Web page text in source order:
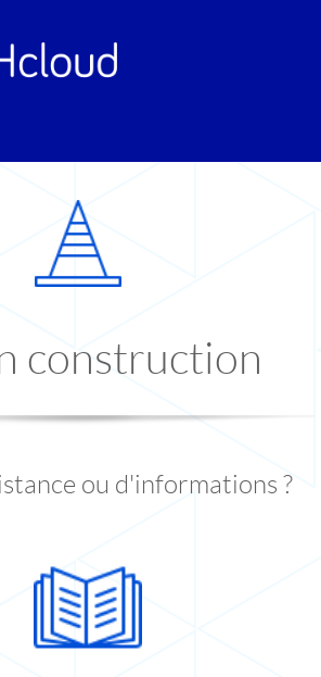
construction
ou d'informations ?